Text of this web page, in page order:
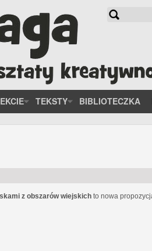
Szukaj
TEKSTY BIBLIOTECZKA
z obszarów wiejskich to nowa